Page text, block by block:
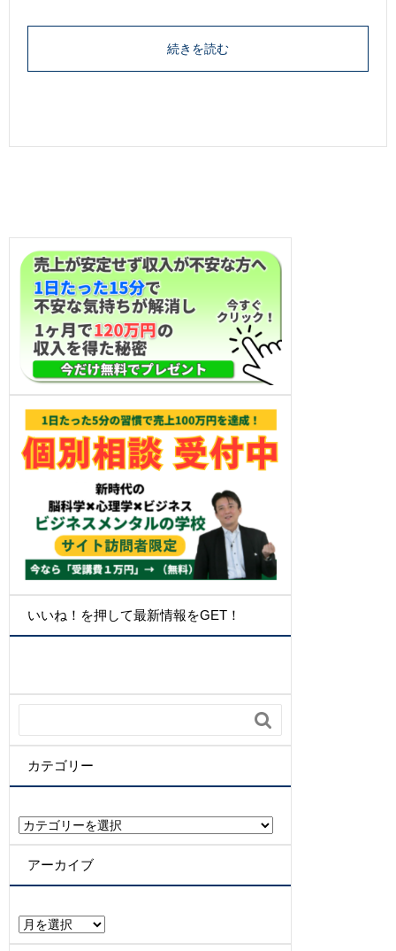
続きを読む
いいね！を押して最新情報をGET！

カテゴリー
カ
テ
ゴ
リ
アーカイブ
ア
ー